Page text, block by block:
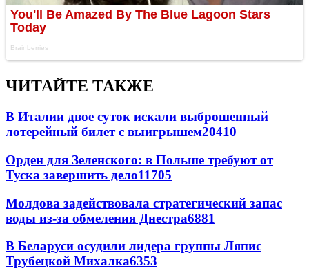
ЧИТАЙТЕ ТАКЖЕ
В Италии двое суток искали выброшенный
лотерейный билет с выигрышем20410
Орден для Зеленского: в Польше требуют от
Туска завершить дело11705
Молдова задействовала стратегический запас
воды из-за обмеления Днестра6881
В Беларуси осудили лидера группы Ляпис
Трубецкой Михалка6353